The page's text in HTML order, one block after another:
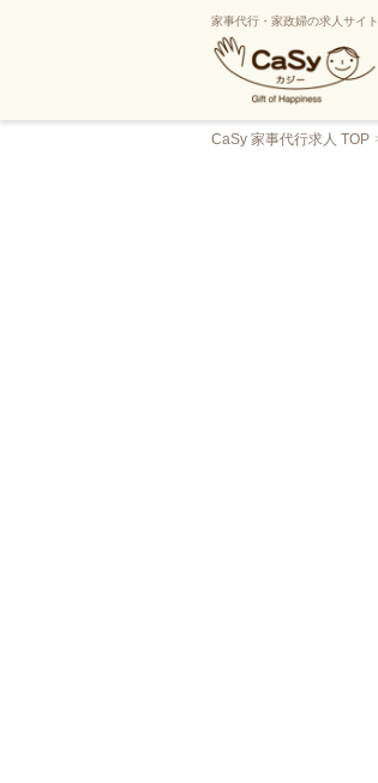
家事代行・家政婦の求人サイト
CaSy 家事代行求人 TOP